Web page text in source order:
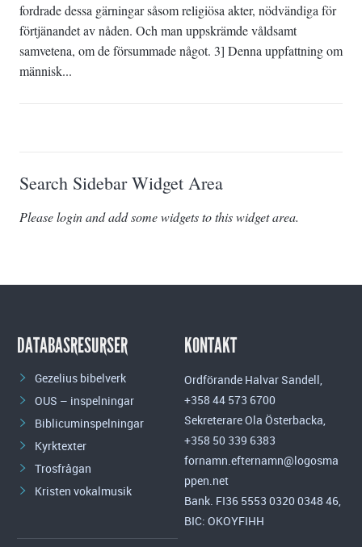
fordrade dessa gärningar såsom religiösa akter, nödvändiga för
förtjänandet av nåden. Och man uppskrämde våldsamt
samvetena, om de försummade något. 3] Denna uppfattning om
människ...
Search Sidebar Widget Area
Please login and add some widgets to this widget area.
DATABASRESURSER
Gezelius bibelverk
OUS – inspelningar
Biblicuminspelningar
Kyrktexter
Trosfrågan
Kristen vokalmusik
KONTAKT
Ordförande Halvar Sandell,
+358 44 573 6700
Sekreterare Ola Österbacka,
+358 50 339 6383
fornamn.efternamn@logosma
ppen.net
Bank. FI36 5553 0320 0348 46,
BIC: OKOYFIHH